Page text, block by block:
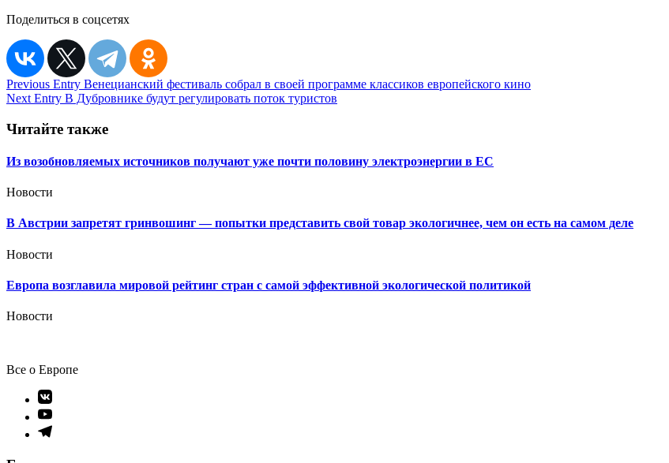
Поделиться в соцсетях
Навигация
по
записям
Previous Entry Венецианский фестиваль собрал в своей программе классиков европейского кино
Next Entry В Дубровнике будут регулировать поток туристов
Читайте также
Из возобновляемых источников получают уже почти половину электроэнергии в ЕС
Новости
В Австрии запретят гринвошинг — попытки представить свой товар экологичнее, чем он есть на самом деле
Новости
Европа возглавила мировой рейтинг стран с самой эффективной экологической политикой
Новости
Все о Европе
Элемент
меню
Элемент
меню
Элемент